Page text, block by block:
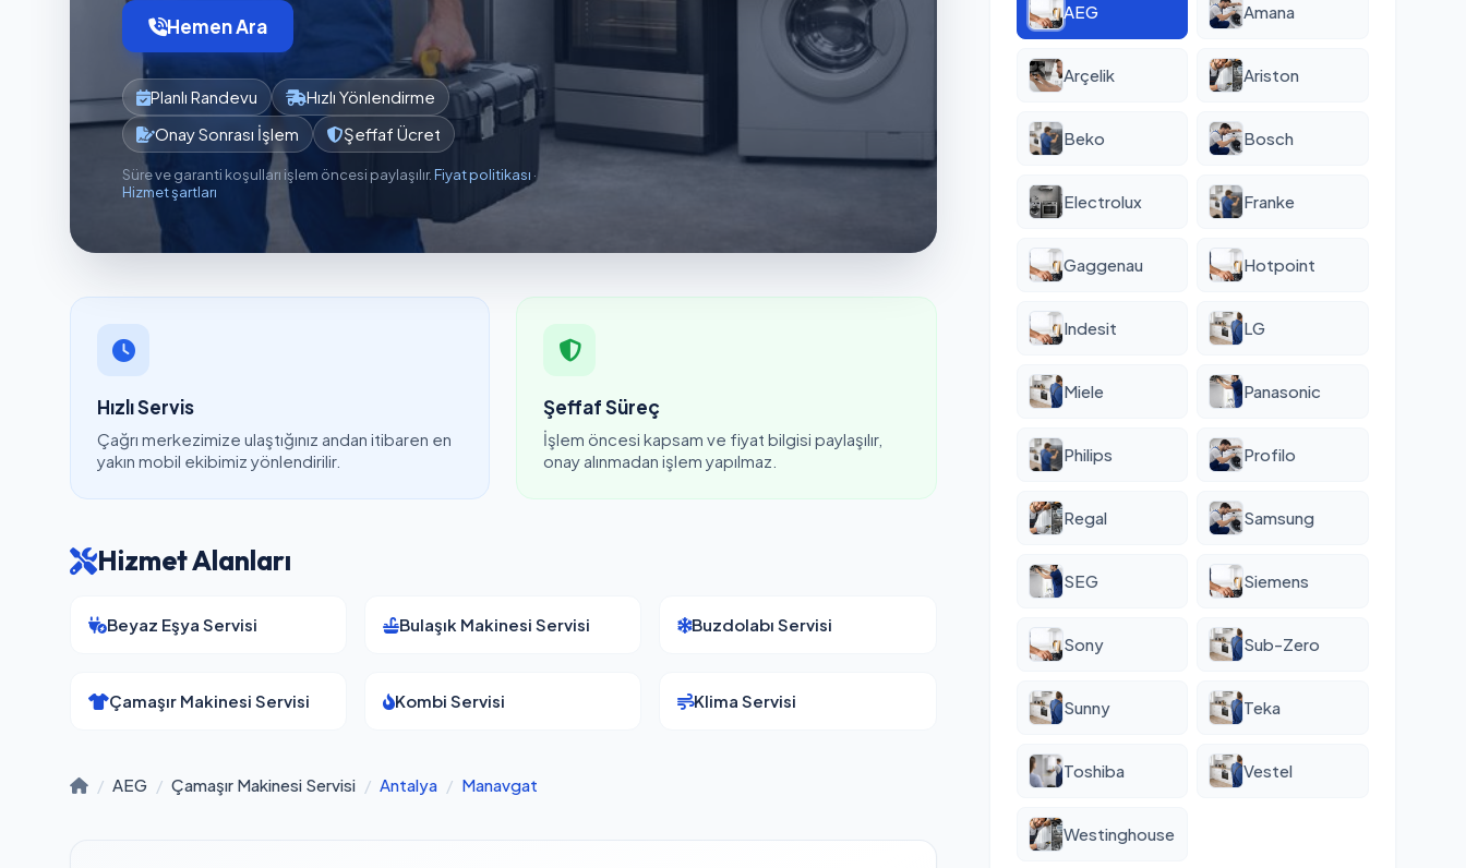
Hemen Ara
Planlı Randevu
Hızlı Yönlendirme
Onay Sonrası İşlem
Şeffaf Ücret
Süre ve garanti koşulları işlem öncesi paylaşılır. Fiyat politikası ·
Hizmet şartları
Hızlı Servis
Çağrı merkezimize ulaştığınız andan itibaren en
yakın mobil ekibimiz yönlendirilir.
Şeffaf Süreç
İşlem öncesi kapsam ve fiyat bilgisi paylaşılır,
onay alınmadan işlem yapılmaz.
Hizmet Alanları
Beyaz Eşya Servisi Bulaşık Makinesi Servisi Buzdolabı Servisi
Çamaşır Makinesi Servisi Kombi Servisi Klima Servisi
/ AEG / Çamaşır Makinesi Servisi / Antalya / Manavgat
AEG Amana
Arçelik Ariston
Beko Bosch
Electrolux Franke
Gaggenau Hotpoint
Indesit LG
Miele Panasonic
Philips Profilo
Regal Samsung
SEG Siemens
Sony Sub-Zero
Sunny Teka
Toshiba Vestel
Westinghouse